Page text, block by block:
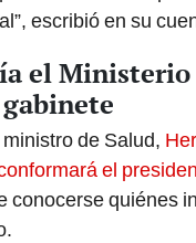
escribió en su
el Ministerio
de Salud,
el
conocerse quiénes